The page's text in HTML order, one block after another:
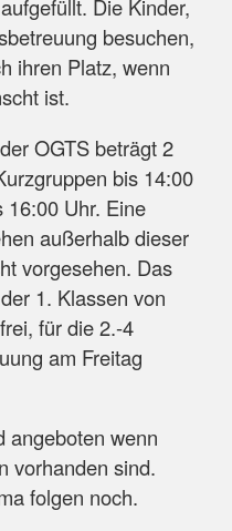
Die Kinder,
besuchen,
ihren Platz, wenn
ist.
OGTS beträgt 2
bis 14:00
16:00 Uhr. Eine
außerhalb dieser
vorgesehen. Das
1. Klassen von
für die 2.-4
am Freitag
angeboten wenn
vorhanden sind.
folgen noch.